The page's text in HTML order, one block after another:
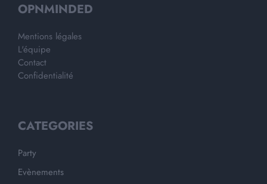
OPNMINDED
Mentions légales
L'équipe
Contact
Confidentialité
CATEGORIES
Party
Evènements